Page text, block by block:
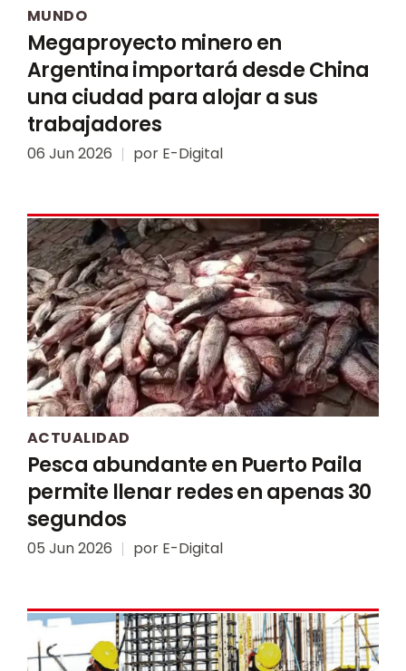
MUNDO
Megaproyecto minero en
Argentina importará desde China
una ciudad para alojar a sus
trabajadores
06 Jun 2026 por E-Digital
ACTUALIDAD
Pesca abundante en Puerto Paila
permite llenar redes en apenas 30
segundos
05 Jun 2026 por E-Digital